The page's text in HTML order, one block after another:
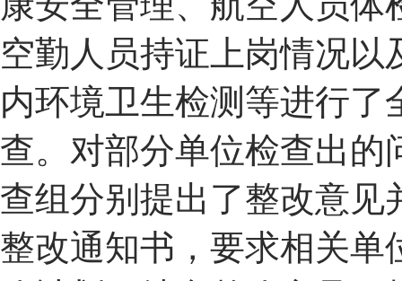
空勤人员持证上岗情况以
内环境卫生检测等进行了
查。对部分单位检查出的
查组分别提出了整改意见
整改通知书，要求相关单